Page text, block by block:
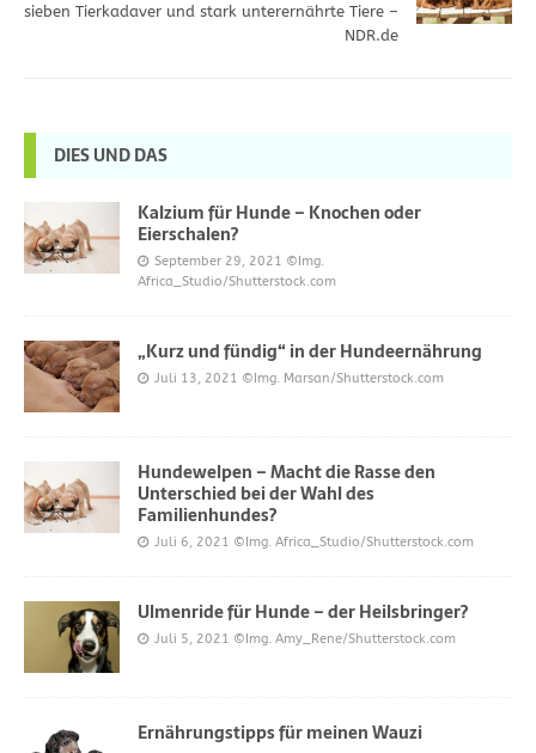
sieben Tierkadaver und stark unterernährte Tiere –
NDR.de
DIES UND DAS
Kalzium für Hunde – Knochen oder
Eierschalen?
September 29, 2021 ©Img.
Africa_Studio/Shutterstock.com
„Kurz und fündig“ in der Hundeernährung
Juli 13, 2021 ©Img. Marsan/Shutterstock.com
Hundewelpen – Macht die Rasse den
Unterschied bei der Wahl des
Familienhundes?
Juli 6, 2021 ©Img. Africa_Studio/Shutterstock.com
Ulmenride für Hunde – der Heilsbringer?
Juli 5, 2021 ©Img. Amy_Rene/Shutterstock.com
Ernährungstipps für meinen Wauzi